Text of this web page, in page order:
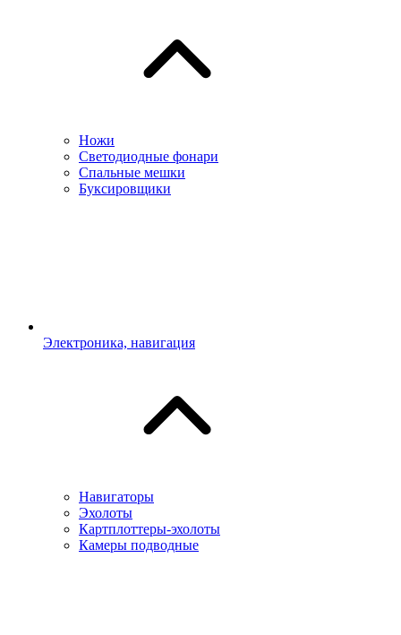
Ножи
Светодиодные фонари
Спальные мешки
Буксировщики
Электроника, навигация
Навигаторы
Эхолоты
Картплоттеры-эхолоты
Камеры подводные